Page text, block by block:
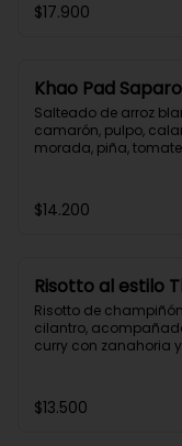
$17.900
Khao Pad
Salteado de arroz
camarón, pulpo,
morada, piña,
teriyaki. (Picante bajo)
Importante: Este
$14.200
Risotto al estilo
Risotto de
cilantro,
curry con zanahoria
$13.500